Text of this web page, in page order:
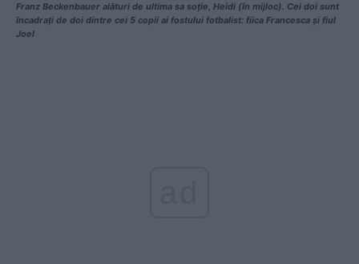
Franz Beckenbauer alături de ultima sa soție, Heidi (în mijloc). Cei doi sunt
încadrați de doi dintre cei 5 copii ai fostului fotbalist: fiica Francesca și fiul
Joel